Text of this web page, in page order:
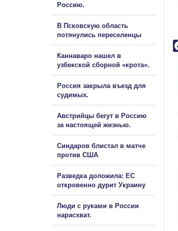
Россию.
В Псковскую область
потянулись переселенцы
Каннаваро нашел в
узбекской сборной «крота».
Россия закрыла въезд для
судимых.
Австрийцы бегут в Россию
за настоящей жизнью.
Синдаров блистал в матче
против США
Разведка доложила: ЕС
откровенно дурит Украину
Люди с руками в России
нарасхват.